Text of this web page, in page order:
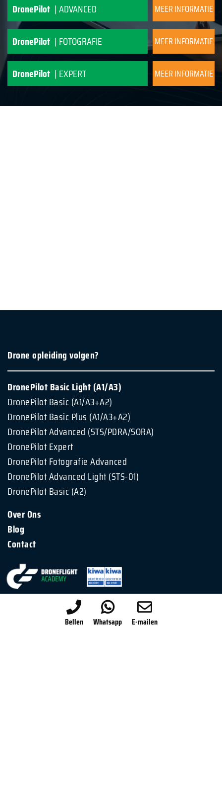
DronePilot | ADVANCED MEER INFORMATIE
DronePilot | FOTOGRAFIE MEER INFORMATIE
DronePilot | EXPERT MEER INFORMATIE
Drone opleiding volgen?
DronePilot Basic Light (A1/A3)
DronePilot Basic (A1/A3+A2)
DronePilot Basic Plus (A1/A3+A2)
DronePilot Advanced (STS/PDRA/SORA)
DronePilot Expert
DronePilot Fotografie Advanced
DronePilot Advanced Light (STS-01)
DronePilot Basic (A2)
Over Ons
Blog
Contact
020-820 86 36
info@droneflightacademy.eu
Bellen Whatsapp E-mailen